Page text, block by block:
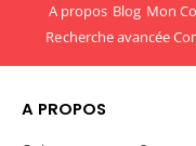
A propos Blog Mon
Recherche avancée
A PROPOS